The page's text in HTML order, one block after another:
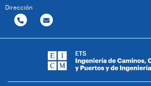
Dirección